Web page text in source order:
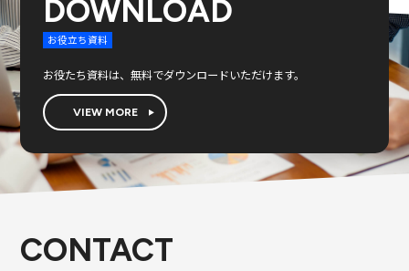
DOWNLOAD
お役立ち資料
お役たち資料は、無料でダウンロードいただけます。
VIEW MORE
CONTACT